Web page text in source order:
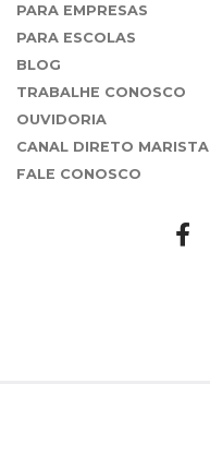
PARA EMPRESAS
PARA ESCOLAS
BLOG
TRABALHE CONOSCO
OUVIDORIA
CANAL DIRETO MARISTA
FALE CONOSCO